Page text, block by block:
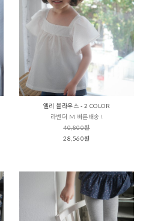
엘리 블라우스 - 2 COLOR
라벤더 M 빠른배송 !
40,800원
28,560원